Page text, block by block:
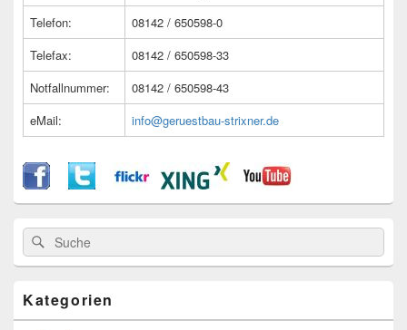
Telefon:
08142 / 650598-0
Telefax:
08142 / 650598-33
Notfallnummer:
08142 / 650598-43
eMail:
info@geruestbau-strixner.de
Suche
nach:
Suche
Kategorien